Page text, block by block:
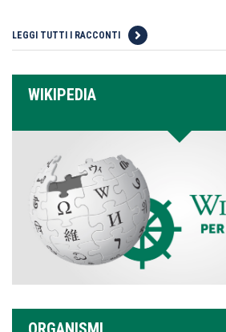
LEGGI TUTTI I RACCONTI
WIKIPEDIA